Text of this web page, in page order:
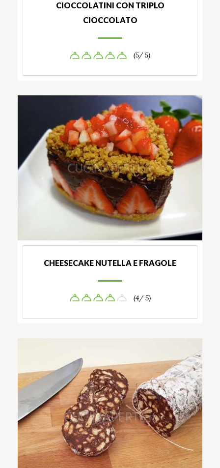
CIOCCOLATINI CON TRIPLO
CIOCCOLATO
(5/ 5)
CHEESECAKE NUTELLA E FRAGOLE
(4/ 5)